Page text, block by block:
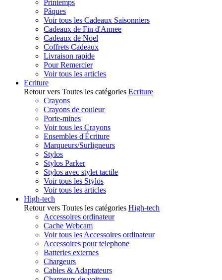
Printemps
Pâques
Voir tous les Cadeaux Saisonniers
Cadeaux de Fin d'Annee
Cadeaux de Noel
Coffrets Cadeaux
Livraison rapide
Pour Remercier
Voir tous les articles
Ecriture
Retour vers Toutes les catégories Ecriture
Crayons
Crayons de couleur
Porte-mines
Voir tous les Crayons
Ensembles d'Écriture
Marqueurs/Surligneurs
Stylos
Stylos Parker
Stylos avec stylet tactile
Voir tous les Stylos
Voir tous les articles
High-tech
Retour vers Toutes les catégories High-tech
Accessoires ordinateur
Cache Webcam
Voir tous les Accessoires ordinateur
Accessoires pour telephone
Batteries externes
Chargeurs
Cables & Adaptateurs